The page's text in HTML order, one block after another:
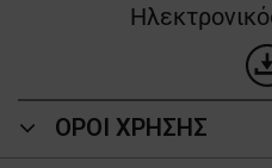
ΟΡΟΙ ΧΡΗΣΗΣ